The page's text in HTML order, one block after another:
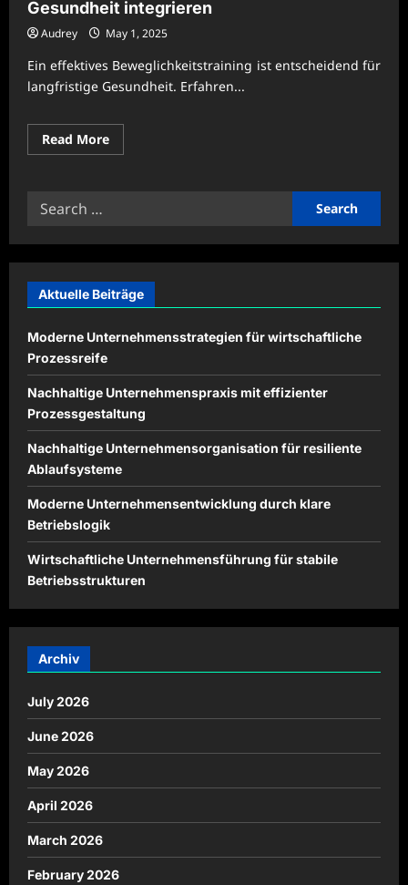
Gesundheit integrieren
Audrey May 1, 2025
Ein effektives Beweglichkeitstraining ist entscheidend für
langfristige Gesundheit. Erfahren...
Read MoreRead
more
Search
Aktuelle Beiträge
Moderne Unternehmensstrategien für wirtschaftliche
Prozessreife
Nachhaltige Unternehmenspraxis mit effizienter
Prozessgestaltung
Nachhaltige Unternehmensorganisation für resiliente
Ablaufsysteme
Moderne Unternehmensentwicklung durch klare
Betriebslogik
Wirtschaftliche Unternehmensführung für stabile
Betriebsstrukturen
Archiv
July 2026
June 2026
May 2026
April 2026
March 2026
February 2026